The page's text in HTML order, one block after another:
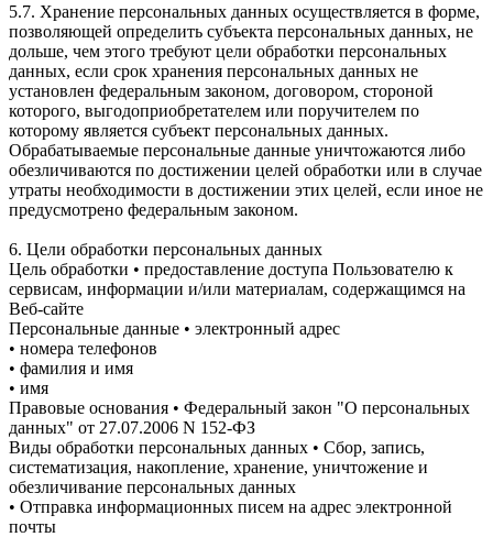
5.7. Хранение персональных данных осуществляется в форме,
позволяющей определить субъекта персональных данных, не
дольше, чем этого требуют цели обработки персональных
данных, если срок хранения персональных данных не
установлен федеральным законом, договором, стороной
которого, выгодоприобретателем или поручителем по
которому является субъект персональных данных.
Обрабатываемые персональные данные уничтожаются либо
обезличиваются по достижении целей обработки или в случае
утраты необходимости в достижении этих целей, если иное не
предусмотрено федеральным законом.
6. Цели обработки персональных данных
Цель обработки • предоставление доступа Пользователю к
сервисам, информации и/или материалам, содержащимся на
Веб-сайте
Персональные данные • электронный адрес
• номера телефонов
• фамилия и имя
• имя
Правовые основания • Федеральный закон "О персональных
данных" от 27.07.2006 N 152-ФЗ
Виды обработки персональных данных • Сбор, запись,
систематизация, накопление, хранение, уничтожение и
обезличивание персональных данных
• Отправка информационных писем на адрес электронной
почты